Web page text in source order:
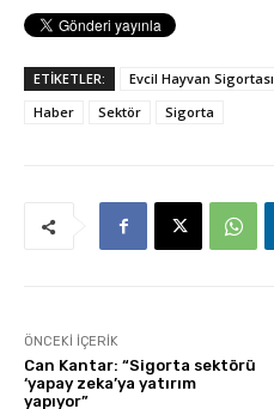
ETİKETLER: Evcil Hayvan Sigortası
Haber
Sektör Sigorta
ÖNCEKI İÇERIK
Can Kantar: “Sigorta sektörü
‘yapay zeka’ya yatırım
yapıyor”